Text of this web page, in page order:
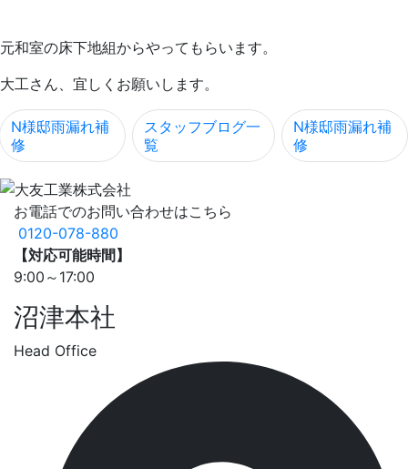
元和室の床下地組からやってもらいます。
大工さん、宜しくお願いします。
N様邸雨漏れ補
修
スタッフブログ一
覧
N様邸雨漏れ補
修
お電話でのお問い合わせはこちら
0120-078-880
【対応可能時間】
9:00～17:00
沼津本社
Head Office